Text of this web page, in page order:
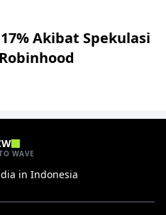
Akibat Spekulasi
WAVE
in Indonesia